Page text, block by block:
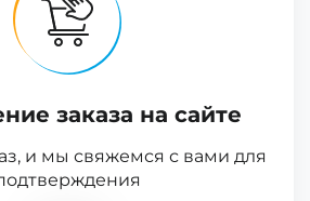
заказа на сайте
и мы свяжемся с вами для